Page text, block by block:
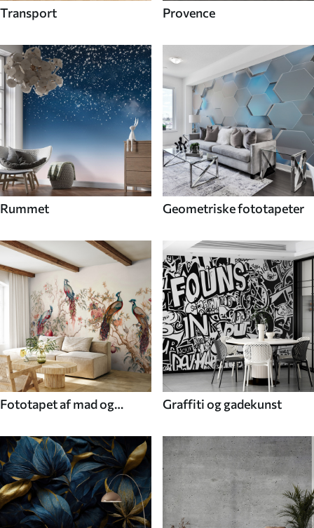
Transport Provence
Rummet Geometriske fototapeter
Fototapet af mad og
Graffiti og gadekunst